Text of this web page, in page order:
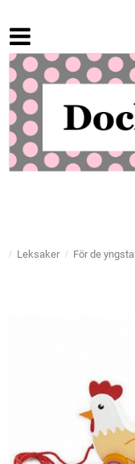
Leksaker För de yngsta